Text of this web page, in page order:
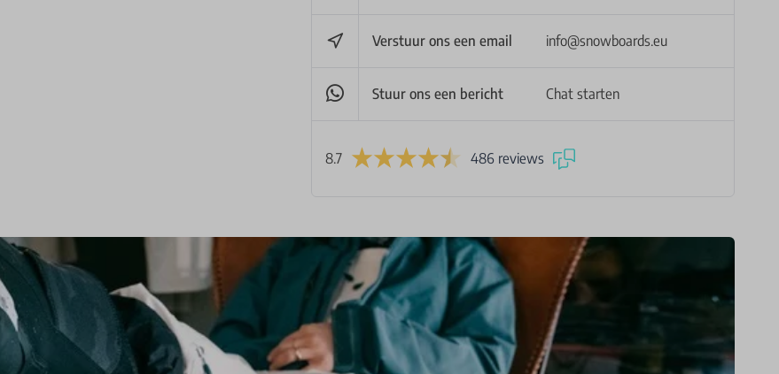
Verstuur ons een email info@snowboards.eu
Stuur ons een bericht Chat starten
8.7 486 reviews